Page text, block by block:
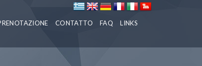
CONTATTO FAQ LINKS